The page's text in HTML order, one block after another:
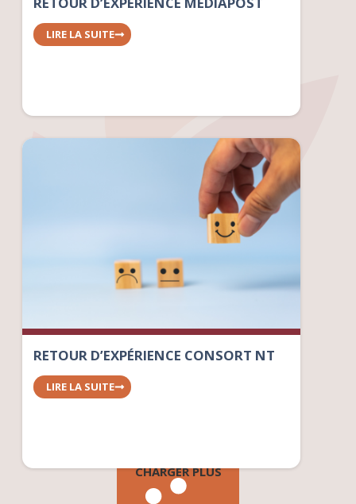
LIRE LA SUITE
RETOUR D’EXPÉRIENCE CONSORT NT
LIRE LA SUITE
CHARGER PLUS